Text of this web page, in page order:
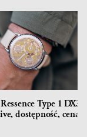
Ressence Type 1 DX3
dostępność, cena]